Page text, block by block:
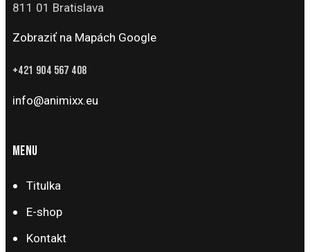
811 01 Bratislava
Zobraziť na Mapách Google
+421 904 567 408
info@animixx.eu
MENU
Titulka
E-shop
Kontakt